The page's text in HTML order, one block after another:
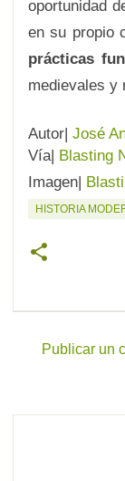
oportunidad
en su propio
prácticas
medievales y
Autor| José
Vía| Blasting
Imagen|
HISTORIA
Publicar un